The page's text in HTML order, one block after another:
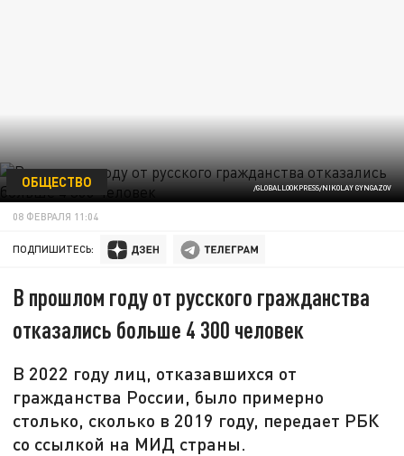
/GLOBALLOOKPRESS/NIKOLAY GYNGAZOV
ОБЩЕСТВО
08 ФЕВРАЛЯ 11:04
ПОДПИШИТЕСЬ:
В прошлом году от русского гражданства
отказались больше 4 300 человек
В 2022 году лиц, отказавшихся от
гражданства России, было примерно
столько, сколько в 2019 году, передает РБК
со ссылкой на МИД страны.